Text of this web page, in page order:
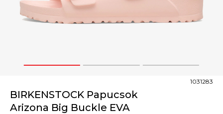
1 2 3
BIRKENSTOCK Papucsok
Arizona Big Buckle EVA
1031283